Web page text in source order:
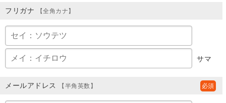
フリガナ 【全角カナ】
サマ
メールアドレス 【半角英数】